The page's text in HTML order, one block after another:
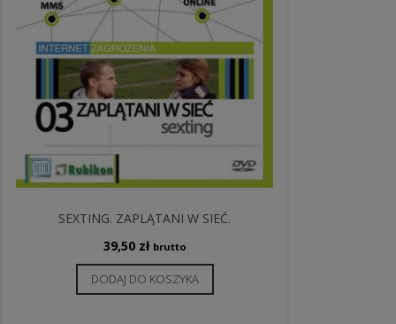
SEXTING. ZAPLĄTANI W SIEĆ.
39,50 zł brutto
DODAJ DO KOSZYKA